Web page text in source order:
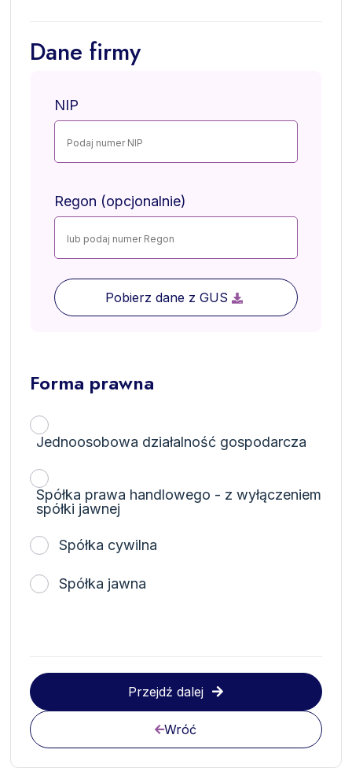
Dane firmy
NIP
Regon (opcjonalnie)
Pobierz dane z GUS
Forma prawna
Jednoosobowa działalność gospodarcza
Spółka prawa handlowego - z wyłączeniem
spółki jawnej
Spółka cywilna
Spółka jawna
Wróć
Przejdź dalej